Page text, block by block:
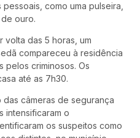
como uma pulseira,
ouro.
volta das 5 horas, um
compareceu à residência
pelos criminosos. Os
até as 7h30.
câmeras de segurança
intensificaram o
os suspeitos como